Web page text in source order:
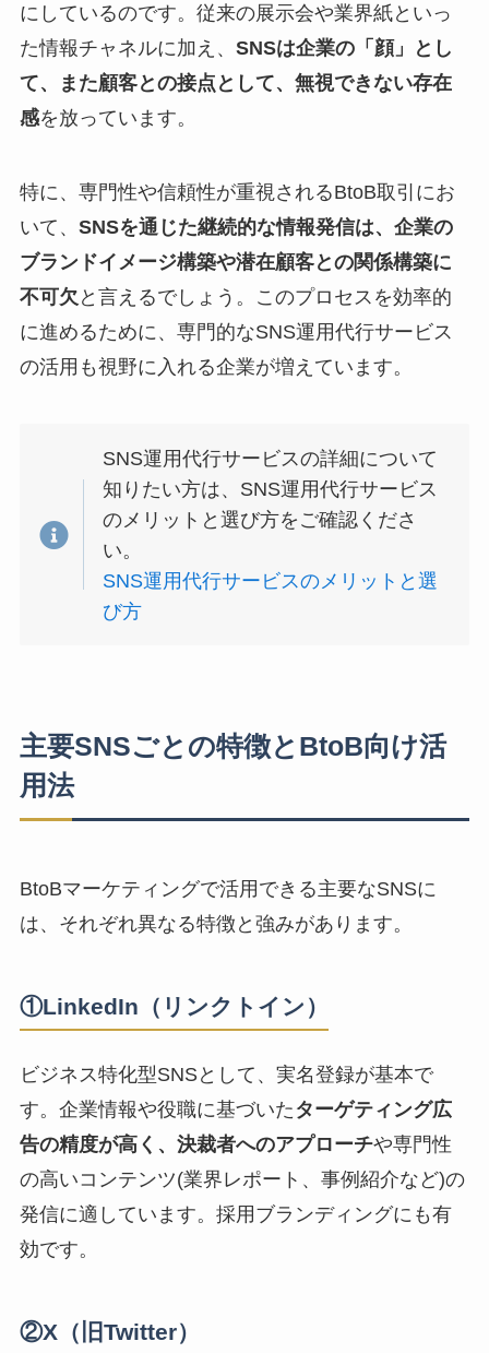
にしているのです。従来の展示会や業界紙といっ
た情報チャネルに加え、 SNSは企業の「顔」とし
て、また顧客との接点として、無視できない存在
感を放っています。
特に、専門性や信頼性が重視されるBtoB取引にお
いて、 SNSを通じた継続的な情報発信は、企業の
ブランドイメージ構築や潜在顧客との関係構築に
不可欠 と言えるでしょう。このプロセスを効率的
に進めるために、専門的なSNS運用代行サービス
の活用も視野に入れる企業が増えています。
SNS運用代行サービスの詳細について
知りたい方は、SNS運用代行サービス
のメリットと選び方をご確認くださ
い。
SNS運用代行サービスのメリットと選
び方
主要SNSごとの特徴とBtoB向け活
用法
BtoBマーケティングで活用できる主要なSNSに
は、それぞれ異なる特徴と強みがあります。
①LinkedIn（リンクトイン）
ビジネス特化型SNSとして、実名登録が基本で
す。企業情報や役職に基づいた ターゲティング広
告の精度が高く、決裁者へのアプローチや専門性
の高いコンテンツ(業界レポート、事例紹介など)の
発信に適しています。採用ブランディングにも有
効です。
②X（旧Twitter）